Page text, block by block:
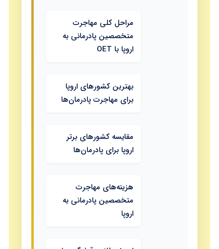
مراحل کلی مهاجرت
متخصصین پادرمانی به
اروپا با OET
بهترین کشورهای اروپا
برای مهاجرت پادرمان‌ها
مقایسه کشورهای برتر
اروپا برای پادرمان‌ها
هزینه‌های مهاجرت
متخصصین پادرمانی به
اروپا